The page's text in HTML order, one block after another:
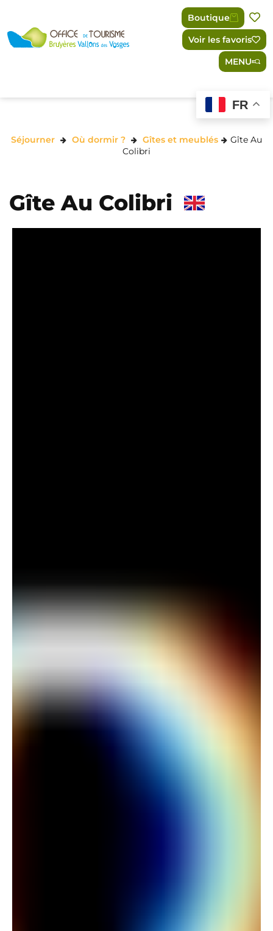
Boutique
Voir les favoris
MENU
FR
Séjourner Où dormir ? Gîtes et meublés
Gîte Au
Colibri
Gîte Au Colibri